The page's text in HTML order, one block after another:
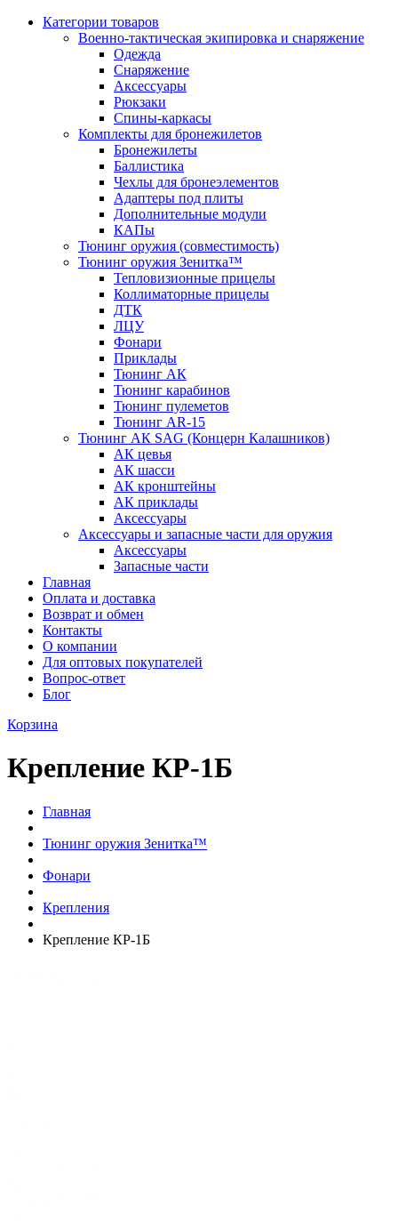
Категории товаров
Военно-тактическая экипировка и снаряжение
Одежда
Снаряжение
Аксессуары
Рюкзаки
Спины-каркасы
Комплекты для бронежилетов
Бронежилеты
Баллистика
Чехлы для бронеэлементов
Адаптеры под плиты
Дополнительные модули
КАПы
Тюнинг оружия (совместимость)
Тюнинг оружия Зенитка™
Тепловизионные прицелы
Коллиматорные прицелы
ДТК
ЛЦУ
Фонари
Приклады
Тюнинг АК
Тюнинг карабинов
Тюнинг пулеметов
Тюнинг AR-15
Тюнинг АК SAG (Концерн Калашников)
АК цевья
АК шасси
АК кронштейны
АК приклады
Аксессуары
Аксессуары и запасные части для оружия
Аксессуары
Запасные части
Главная
Оплата и доставка
Возврат и обмен
Контакты
О компании
Для оптовых покупателей
Вопрос-ответ
Блог
Корзина
Крепление КР-1Б
Главная
Тюнинг оружия Зенитка™
Фонари
Крепления
Крепление КР-1Б